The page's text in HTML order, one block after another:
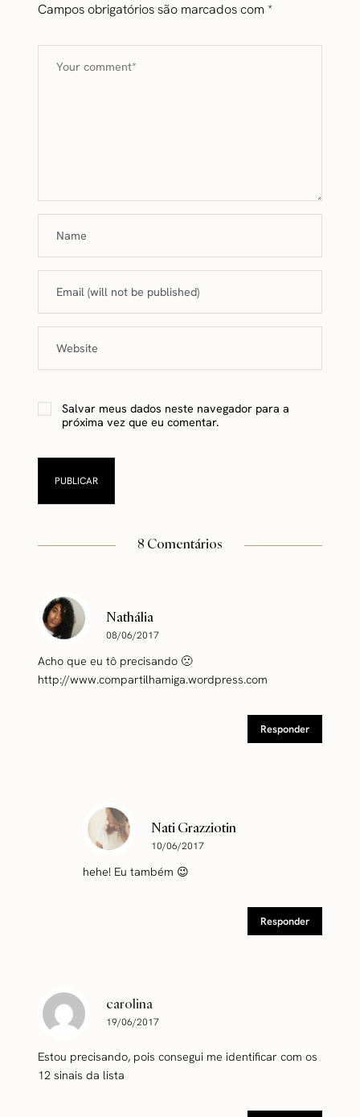
Campos obrigatórios são marcados com*
Salvar meus dados neste navegador para a
próxima vez que eu comentar.
8 Comentários
Nathália
08/06/2017
Acho que eu tô precisando 🙁
http://www.compartilhamiga.wordpress.com
Responder
Nati Grazziotin
10/06/2017
hehe! Eu também 😉
Responder
carolina
19/06/2017
Estou precisando, pois consegui me identificar com os
12 sinais da lista